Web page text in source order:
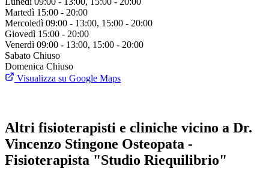
Martedì 15:00 - 20:00
Mercoledì 09:00 - 13:00, 15:00 - 20:00
Giovedì 15:00 - 20:00
Venerdì 09:00 - 13:00, 15:00 - 20:00
Sabato Chiuso
Domenica Chiuso
Visualizza su Google Maps
Altri fisioterapisti e cliniche vicino a Dr.
Vincenzo Stingone Osteopata -
Fisioterapista "Studio Riequilibrio"